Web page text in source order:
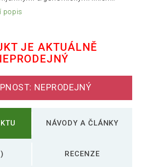
popis
JE AKTUÁLNĚ
NEPRODEJNÝ
NÁVODY A ČLÁNKY
RECENZE